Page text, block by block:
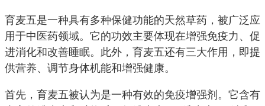
育麦五是一种具有多种保健功能的天然草药，被广泛应
用于中医药领域。它的功效主要体现在增强免疫力、促
进消化和改善睡眠。此外，育麦五还有三大作用，即提
供营养、调节身体机能和增强健康。
首先，育麦五被认为是一种有效的免疫增强剂。它含有